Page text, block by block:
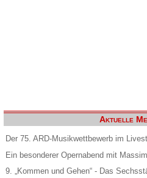
Aktuelle
Der 75. ARD-Musikwettbewerb im
Ein besonderer Opernabend mit
9. „Kommen und Gehen“ - Das